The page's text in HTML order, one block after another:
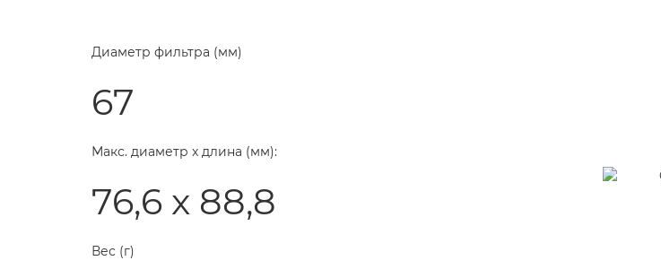
Диаметр фильтра (мм)
67
Макс. диаметр x длина (мм):
76,6 x 88,8
Вес (г)